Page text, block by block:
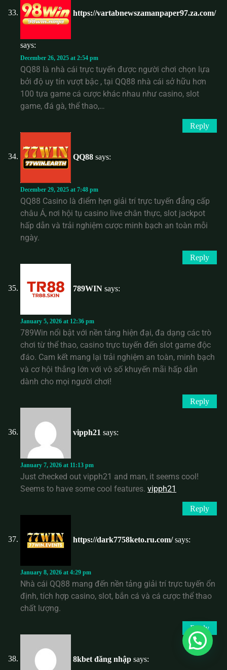
https://vartabnewszamanpaper97.za.com/
says:
December 26, 2025 at 2:54 pm
QQ88 là nhà cái trực tuyến được người chơi chọn lựa
bởi độ uy tín vượt bậc , tại QQ88 nhà cái sở hữu hơn
100 tựa game cá cược khác nhau như casino, slot
game, đá gà, thể thao,…
Reply
QQ88 says:
December 29, 2025 at 7:48 pm
QQ88 Casino là điểm hẹn giải trí trực tuyến đẳng cấp
châu Á, nơi hội tụ casino live chân thực, slot jackpot
hấp dẫn và trải nghiệm cược minh bạch an toàn mỗi
ngày.
Reply
789WIN says:
January 5, 2026 at 12:36 pm
789Win nổi bật với nền tảng hiện đại, đa dạng các trò
chơi từ thể thao, casino trực tuyến đến slot game độc
đáo. Cam kết mang lại trải nghiệm an toàn, minh bạch
và cơ hội thắng lớn với vô số khuyến mãi hấp dẫn
dành cho mọi người chơi!
Reply
vipph21 says:
January 7, 2026 at 11:13 pm
Just checked out vipph21 and man, it seems cool!
Seems to have some cool features. vipph21
Reply
https://dark7758keto.ru.com/ says:
January 8, 2026 at 4:29 pm
Nhà cái QQ88 mang đến nền tảng giải trí trực tuyến ổn
định, tích hợp casino, slot, bắn cá và cá cược thể thao
chất lượng.
Reply
8kbet đăng nhập says: